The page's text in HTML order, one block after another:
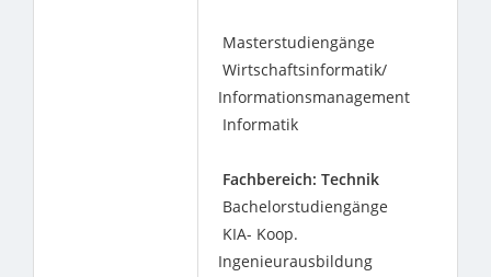
Masterstudiengänge
Wirtschaftsinformatik/
Informationsmanagement
Informatik
Fachbereich: Technik
Bachelorstudiengänge
KIA- Koop.
Ingenieurausbildung